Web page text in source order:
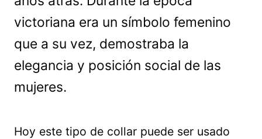
victoriana era un símbolo femenino
que a su vez, demostraba la
elegancia y posición social de las
mujeres.
Hoy este tipo de collar puede ser usado